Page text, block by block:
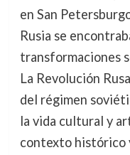
en San
Rusia se
transformaciones
La Revolución
del régimen
la vida cultural y
contexto histórico